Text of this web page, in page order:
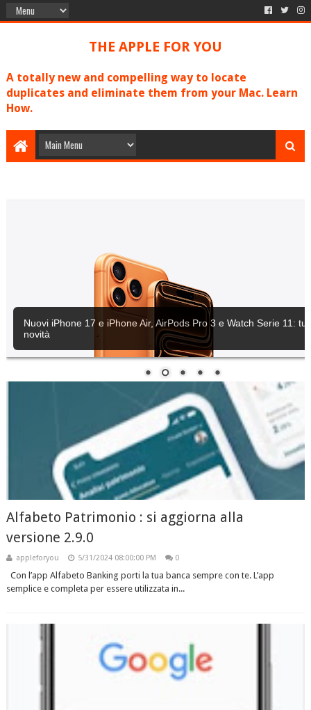
THE APPLE FOR YOU
A totally new and compelling way to locate
duplicates and eliminate them from your Mac. Learn
How.
Nuovi iPhone 17 e iPhone Air, AirPods Pro 3 e Watch Serie 11:
novità
Alfabeto Patrimoni‪o‬ : si aggiorna alla
versione 2.9.0
appleforyou 5/31/2024 08:00:00 PM 0
Con l’app Alfabeto Banking porti la tua banca sempre con te. L’app
semplice e completa per essere utilizzata in...